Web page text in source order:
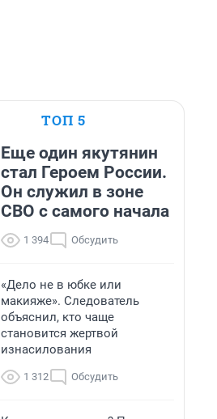
ТОП 5
Еще один якутянин
стал Героем России.
Он служил в зоне
СВО с самого начала
1 394 Обсудить
«Дело не в юбке или
макияже». Следователь
объяснил, кто чаще
становится жертвой
изнасилования
1 312 Обсудить